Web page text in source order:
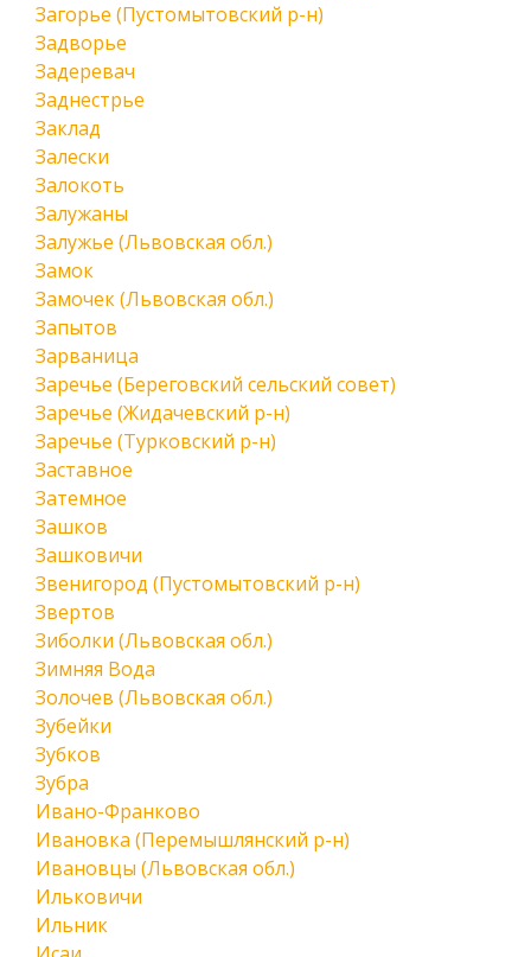
Загорье (Пустомытовский р-н)
Задворье
Задеревач
Заднестрье
Заклад
Залески
Залокоть
Залужаны
Залужье (Львовская обл.)
Замок
Замочек (Львовская обл.)
Запытов
Зарваница
Заречье (Береговский сельский совет)
Заречье (Жидачевский р-н)
Заречье (Турковский р-н)
Заставное
Затемное
Зашков
Зашковичи
Звенигород (Пустомытовский р-н)
Звертов
Зиболки (Львовская обл.)
Зимняя Вода
Золочев (Львовская обл.)
Зубейки
Зубков
Зубра
Ивано-Франково
Ивановка (Перемышлянский р-н)
Ивановцы (Львовская обл.)
Ильковичи
Ильник